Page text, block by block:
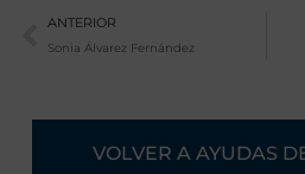
Ant
ANTERIOR
Sonia Álvarez Fernández
VOLVER A AYUDAS